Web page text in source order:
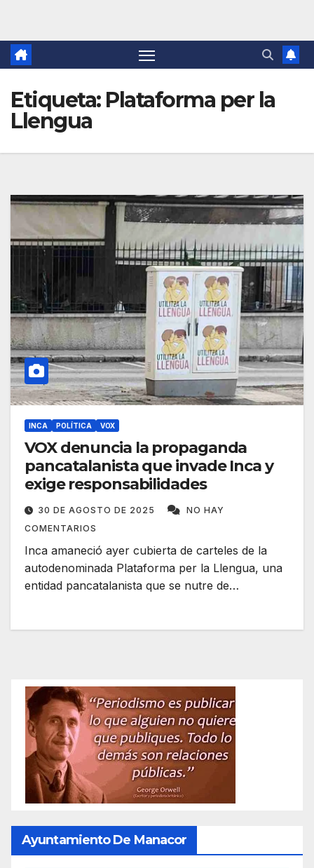
Etiqueta: Plataforma per la
Llengua
INCA POLÍTICA VOX
VOX denuncia la propaganda
pancatalanista que invade Inca y
exige responsabilidades
30 DE AGOSTO DE 2025
NO HAY
COMENTARIOS
Inca amaneció ayer cubierta de carteles de la
autodenominada Plataforma per la Llengua, una
entidad pancatalanista que se nutre de…
Ayuntamiento De Manacor